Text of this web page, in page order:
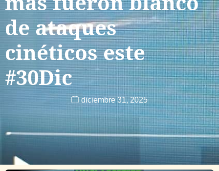
de ataques
cinéticos este
#30Dic
diciembre 31, 2025